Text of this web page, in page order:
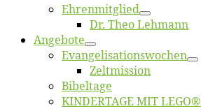
Eh­ren­mit­glied
Dr. Theo Lehmann
An­ge­bo­te
Evangelisa­tions­wo­chen
Zelt­mis­si­on
Bi­bel­ta­ge
KINDERTAGE MIT LEGO®